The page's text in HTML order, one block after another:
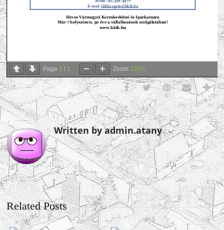
Page 1 / 1 Zoom 100%
Written by admin.atany
Related Posts